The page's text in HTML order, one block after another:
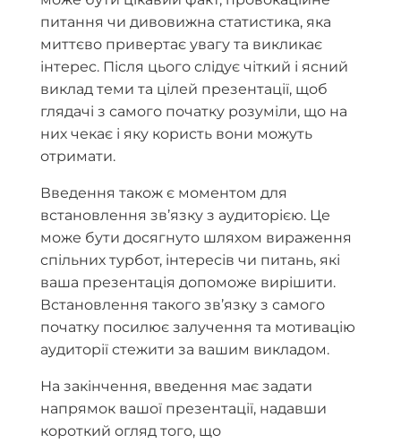
питання чи дивовижна статистика, яка
миттєво привертає увагу та викликає
інтерес. Після цього слідує чіткий і ясний
виклад теми та цілей презентації, щоб
глядачі з самого початку розуміли, що на
них чекає і яку користь вони можуть
отримати.
Введення також є моментом для
встановлення зв’язку з аудиторією. Це
може бути досягнуто шляхом вираження
спільних турбот, інтересів чи питань, які
ваша презентація допоможе вирішити.
Встановлення такого зв’язку з самого
початку посилює залучення та мотивацію
аудиторії стежити за вашим викладом.
На закінчення, введення має задати
напрямок вашої презентації, надавши
короткий огляд того, що